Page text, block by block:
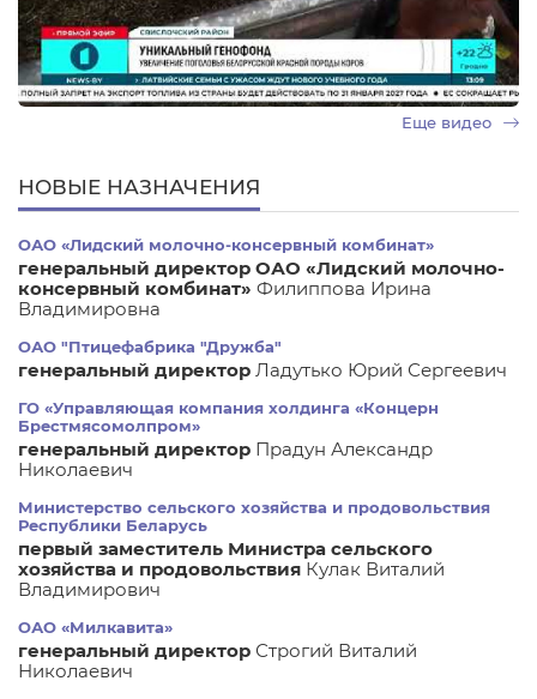
Еще видео
НОВЫЕ НАЗНАЧЕНИЯ
ОАО «Лидский молочно-консервный комбинат»
генеральный директор ОАО «Лидский молочно-
консервный комбинат» Филиппова Ирина
Владимировна
ОАО "Птицефабрика "Дружба"
генеральный директор Ладутько Юрий Сергеевич
ГО «Управляющая компания холдинга «Концерн
Брестмясомолпром»
генеральный директор Прадун Александр
Николаевич
Министерство сельского хозяйства и продовольствия
Республики Беларусь
первый заместитель Министра сельского
хозяйства и продовольствия Кулак Виталий
Владимирович
ОАО «Милкавита»
генеральный директор Строгий Виталий
Николаевич